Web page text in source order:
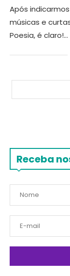
Após
músicas e
Poesia, é claro!…
Receba